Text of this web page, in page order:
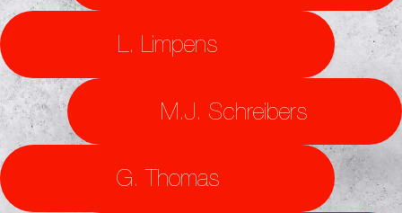
L. Limpens
M.J. Schreibers
G. Thomas